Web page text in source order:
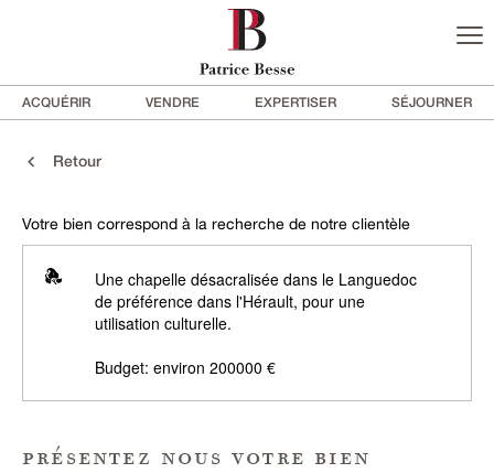
ACQUÉRIR VENDRE EXPERTISER SÉJOURNER
Retour
Votre bien correspond à la recherche de notre clientèle
Une chapelle désacralisée dans le Languedoc
de préférence dans l'Hérault, pour une
utilisation culturelle.
Budget: environ 200000 €
présentez nous votre bien